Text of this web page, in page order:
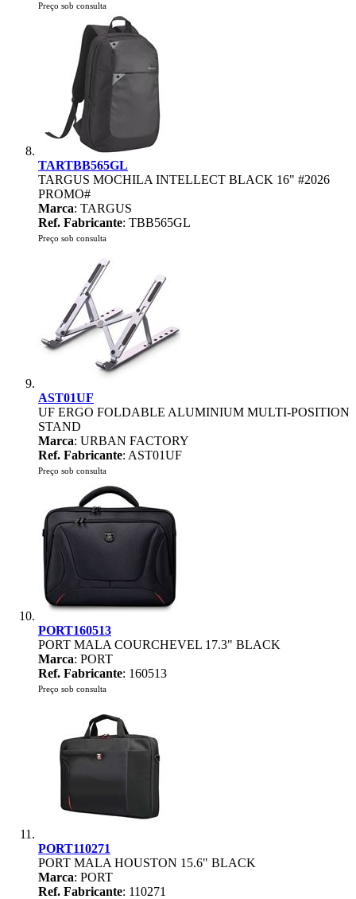
Preço sob consulta
TARTBB565GL
TARGUS MOCHILA INTELLECT BLACK 16" #2026
PROMO#
Marca: TARGUS
Ref. Fabricante: TBB565GL
Preço sob consulta
AST01UF
UF ERGO FOLDABLE ALUMINIUM MULTI-POSITION
STAND
Marca: URBAN FACTORY
Ref. Fabricante: AST01UF
Preço sob consulta
PORT160513
PORT MALA COURCHEVEL 17.3" BLACK
Marca: PORT
Ref. Fabricante: 160513
Preço sob consulta
PORT110271
PORT MALA HOUSTON 15.6" BLACK
Marca: PORT
Ref. Fabricante: 110271